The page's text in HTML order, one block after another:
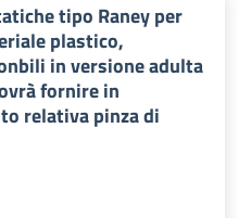
tipo Raney per
plastico,
in versione adulta
fornire in
relativa pinza di